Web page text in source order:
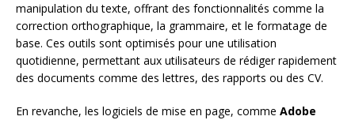
manipulation du texte, offrant des fonctionnalités comme la
correction orthographique, la grammaire, et le formatage de
base. Ces outils sont optimisés pour une utilisation
quotidienne, permettant aux utilisateurs de rédiger rapidement
des documents comme des lettres, des rapports ou des CV.
En revanche, les logiciels de mise en page, comme Adobe